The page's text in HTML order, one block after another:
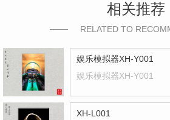
相关推荐
RELATED TO
娱乐模拟器XH-Y001
娱乐模拟器XH-Y001
XH-L001